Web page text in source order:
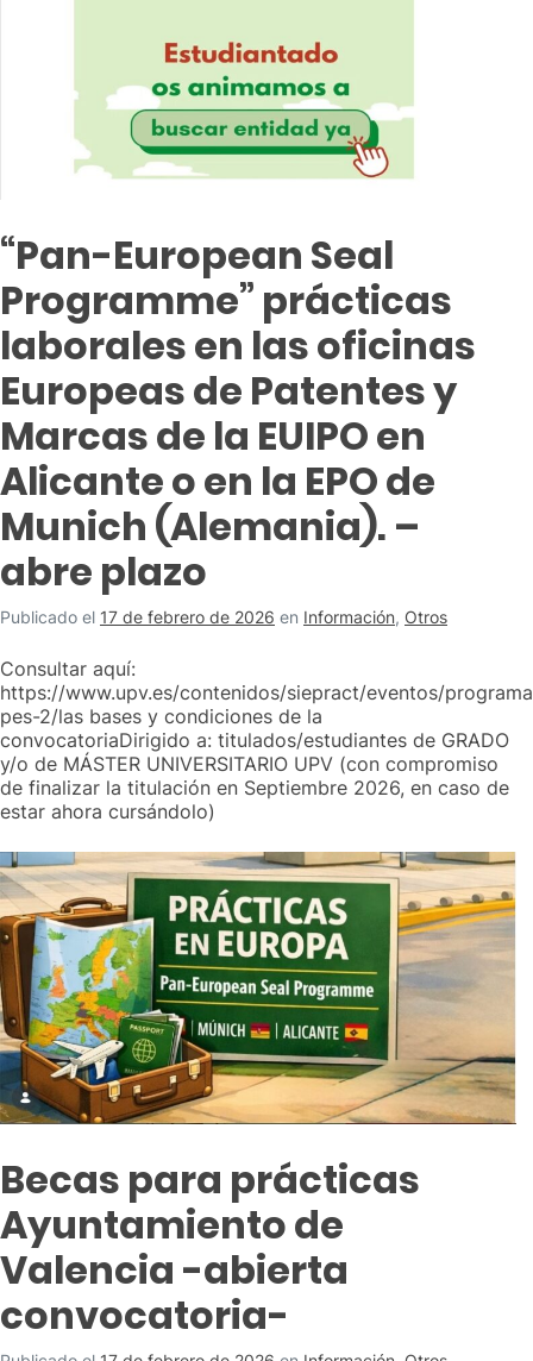
“Pan-European Seal
Programme” prácticas
laborales en las oficinas
Europeas de Patentes y
Marcas de la EUIPO en
Alicante o en la EPO de
Munich (Alemania). –
abre plazo
Publicado el 17 de febrero de 2026 en Información, Otros
Consultar aquí:
https://www.upv.es/contenidos/siepract/eventos/
pes-2/las bases y condiciones de la
convocatoriaDirigido a: titulados/estudiantes de GRADO
y/o de MÁSTER UNIVERSITARIO UPV (con compromiso
de finalizar la titulación en Septiembre 2026, en caso de
estar ahora cursándolo)
Becas para prácticas
Ayuntamiento de
Valencia -abierta
convocatoria-